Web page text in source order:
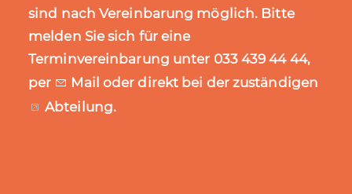
sind nach Vereinbarung möglich. Bitte
melden Sie sich für eine
Terminvereinbarung unter 033 439 44 44,
per
Mail oder direkt bei der zuständigen
Abteilung.